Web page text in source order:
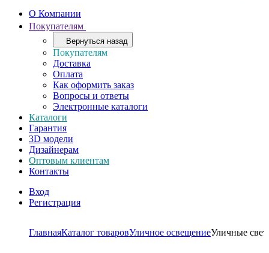
О Компании
Покупателям
Вернуться назад
Покупателям
Доставка
Оплата
Как оформить заказ
Вопросы и ответы
Электронные каталоги
Каталоги
Гарантия
3D модели
Дизайнерам
Оптовым клиентам
Контакты
Вход
Регистрация
ГлавнаяКаталог товаровУличное освещениеУличные